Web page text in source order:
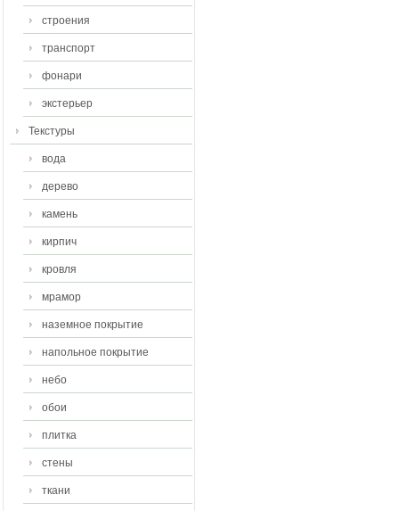
строения
транспорт
фонари
экстерьер
Текстуры
вода
дерево
камень
кирпич
кровля
мрамор
наземное покрытие
напольное покрытие
небо
обои
плитка
стены
ткани